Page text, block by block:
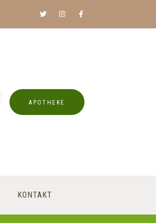
APOTHEKE
KONTAKT